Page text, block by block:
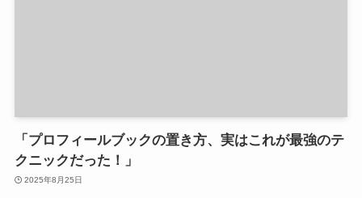
「プロフィールブックの置き方、実はこれが最強のテ
クニックだった！」
2025年8月25日